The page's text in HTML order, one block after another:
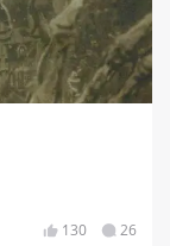
130 26